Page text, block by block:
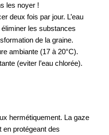
les noyer !
deux fois par jour. L’eau
les substances
de la graine.
ambiante (17 à 20°C).
(eviter l’eau chlorée).
hermétiquement. La gaze
en protégeant des